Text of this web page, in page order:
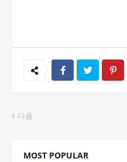
다음
MOST POPULAR